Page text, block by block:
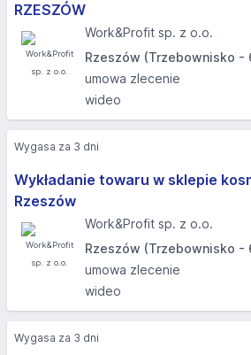
RZESZÓW
Work&Profit sp. z o.o.
Rzeszów (Trzebownisko -
umowa zlecenie
wideo
Wykładanie towaru w sklepie
Rzeszów​
Work&Profit sp. z o.o.
Rzeszów (Trzebownisko -
umowa zlecenie
wideo
Wygasa za 3 dni
Wygasa za 3 dni